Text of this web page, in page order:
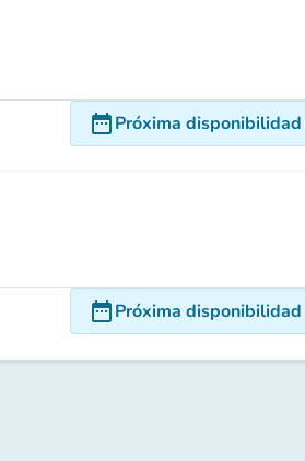
date_rangePróxima disponibilidad
date_rangePróxima disponibilidad